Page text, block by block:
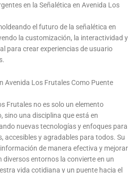
en la Señalética en Avenida Los
el futuro de la señalética en
la customización, la interactividad y
para crear experiencias de usuario
Avenida Los Frutales Como Puente
Frutales no es solo un elemento
sino una disciplina que está en
nuevas tecnologías y enfoques para
accesibles y agradables para todos. Su
de manera efectiva y mejorar
diversos entornos la convierte en un
vida cotidiana y un puente hacia el